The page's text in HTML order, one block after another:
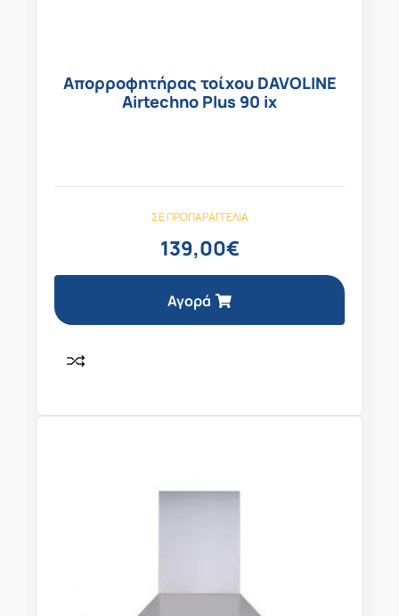
Απορροφητήρας τοίχου DAVOLINE
Airtechno Plus 90 ix
ΣΕ ΠΡΟΠΑΡΑΓΓΕΛΊΑ
139,00€
Αγορά